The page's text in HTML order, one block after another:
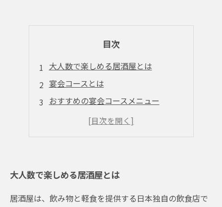
目次
大人数で楽しめる居酒屋とは
宴会コースとは
おすすめの宴会コースメニュー
料理の量や種類はどうなっているのか
宴会コースの予約方法
大人数で楽しめる居酒屋とは
居酒屋は、飲み物と軽食を提供する日本独自の飲食店で